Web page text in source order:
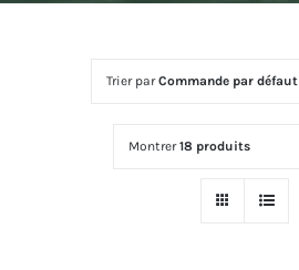
Trier parCommande par défaut
Montrer18 produits